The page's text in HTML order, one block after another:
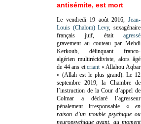
antisémite, est mort
Le vendredi 19 août 2016, Jean-
Louis (Chalom) Levy, sexagénaire
français juif, était agressé
gravement au couteau par Mehdi
Kerkoub, délinquant franco-
algérien multirécidiviste, alors âgé
de 44 ans etcriant « Allahou Aqbar
» (Allah est le plus grand). Le 12
septembre 2019, la Chambre de
l’instruction de la Cour d’appel de
Colmar a déclaré l’agresseur
pénalement irresponsable «en
raison d’un trouble psychique ou
neuropsychique ayant, au moment